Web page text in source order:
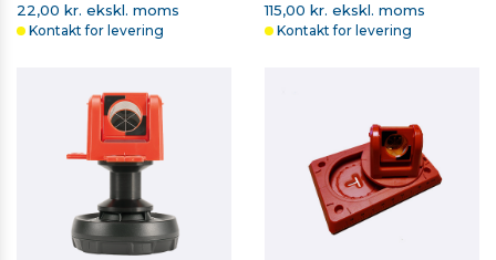
22,00 kr. ekskl. moms
Kontakt for levering
115,00 kr. ekskl. moms
Kontakt for levering